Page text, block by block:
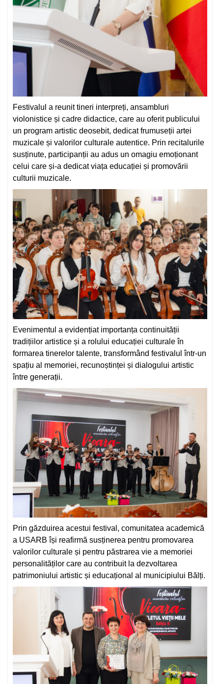
Festivalul a reunit tineri interpreți, ansambluri
violonistice și cadre didactice, care au oferit publicului
un program artistic deosebit, dedicat frumuseții artei
muzicale și valorilor culturale autentice. Prin recitalurile
susținute, participanții au adus un omagiu emoționant
celui care și-a dedicat viața educației și promovării
culturii muzicale.
Evenimentul a evidențiat importanța continuității
tradițiilor artistice și a rolului educației culturale în
formarea tinerelor talente, transformând festivalul într-un
spațiu al memoriei, recunoștinței și dialogului artistic
între generații.
Prin găzduirea acestui festival, comunitatea academică
a USARB își reafirmă susținerea pentru promovarea
valorilor culturale și pentru păstrarea vie a memoriei
personalităților care au contribuit la dezvoltarea
patrimoniului artistic și educațional al municipiului Bălți.